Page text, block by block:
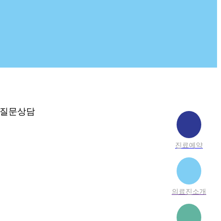
진료예약
의료진소개
문상담